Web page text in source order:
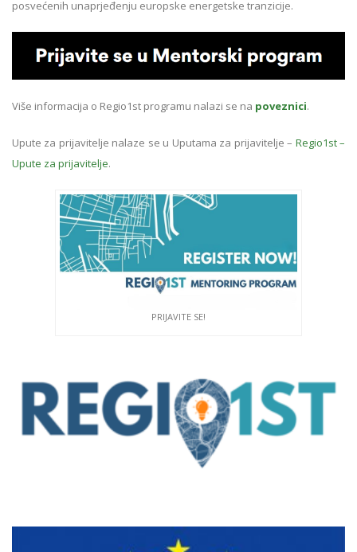
posvećenih unaprjeđenju europske energetske tranzicije.
Više informacija o Regio1st programu nalazi se na poveznici.
Upute za prijavitelje nalaze se u Uputama za prijavitelje – Regio1st –
Upute za prijavitelje.
PRIJAVITE SE!